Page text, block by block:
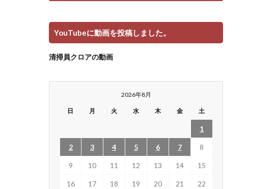
YouTubeに動画を投稿しました。
清掃員クロアの動画
2026年8月
日 月 火 水 木 金 土
1
2 3 4 5 6 7 8
9 10 11 12 13 14 15
16 17 18 19 20 21 22